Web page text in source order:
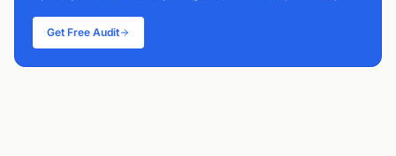
Get Free Audit